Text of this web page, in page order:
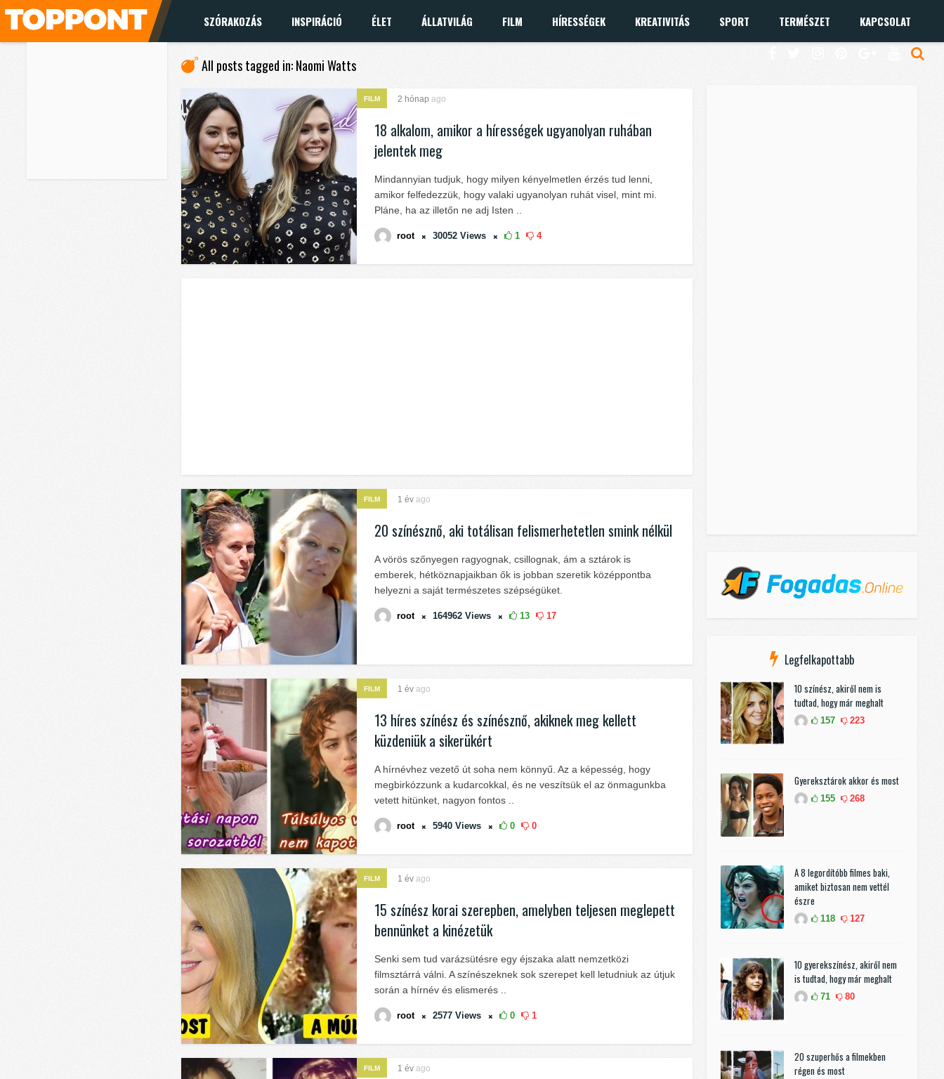
SZÓRAKOZÁS INSPIRÁCIÓ ÉLET ÁLLATVILÁG FILM HÍRESSÉGEK KREATIVITÁS SPORT TERMÉSZET KAPCSOLAT
All posts tagged in: Naomi Watts
FILM 2 hónap ago
18 alkalom, amikor a hírességek ugyanolyan ruhában
jelentek meg
Mindannyian tudjuk, hogy milyen kényelmetlen érzés tud lenni,
amikor felfedezzük, hogy valaki ugyanolyan ruhát visel, mint mi.
Pláne, ha az illetőn ne adj Isten ..
root 30052 Views 1 4
FILM 1 év ago
20 színésznő, aki totálisan felismerhetetlen smink nélkül
A vörös szőnyegen ragyognak, csillognak, ám a sztárok is
emberek, hétköznapjaikban ők is jobban szeretik középpontba
helyezni a saját természetes szépségüket.
root 164962 Views 13 17
FILM 1 év ago
13 híres színész és színésznő, akiknek meg kellett
küzdeniük a sikerükért
A hírnévhez vezető út soha nem könnyű. Az a képesség, hogy
megbirkózzunk a kudarcokkal, és ne veszítsük el az önmagunkba
vetett hitünket, nagyon fontos ..
root 5940 Views 0 0
FILM 1 év ago
15 színész korai szerepben, amelyben teljesen meglepett
bennünket a kinézetük
Senki sem tud varázsütésre egy éjszaka alatt nemzetközi
filmsztárrá válni. A színészeknek sok szerepet kell letudniuk az útjuk
során a hírnév és elismerés ..
root 2577 Views 0 1
FILM 1 év ago
Legfelkapottabb
10 színész, akiről nem is
tudtad, hogy már meghalt
157 223
Gyereksztárok akkor és most
155 268
A 8 legordítóbb filmes baki,
amiket biztosan nem vettél
észre
118 127
10 gyerekszínész, akiről nem
is tudtad, hogy már meghalt
71 80
20 szuperhős a filmekben
régen és most